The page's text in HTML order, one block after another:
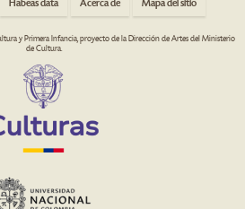
Habeas data Acerca de Mapa del sitio
y Primera Infancia, proyecto de la Dirección de Artes del Ministerio
de Cultura.